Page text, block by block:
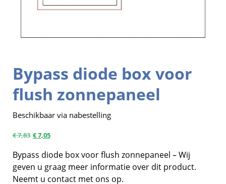
Bypass diode box voor
flush zonnepaneel
Beschikbaar via nabestelling
€7,83 €7,05
Bypass diode box voor flush zonnepaneel – Wij
geven u graag meer informatie over dit product.
Neemt u contact met ons op.